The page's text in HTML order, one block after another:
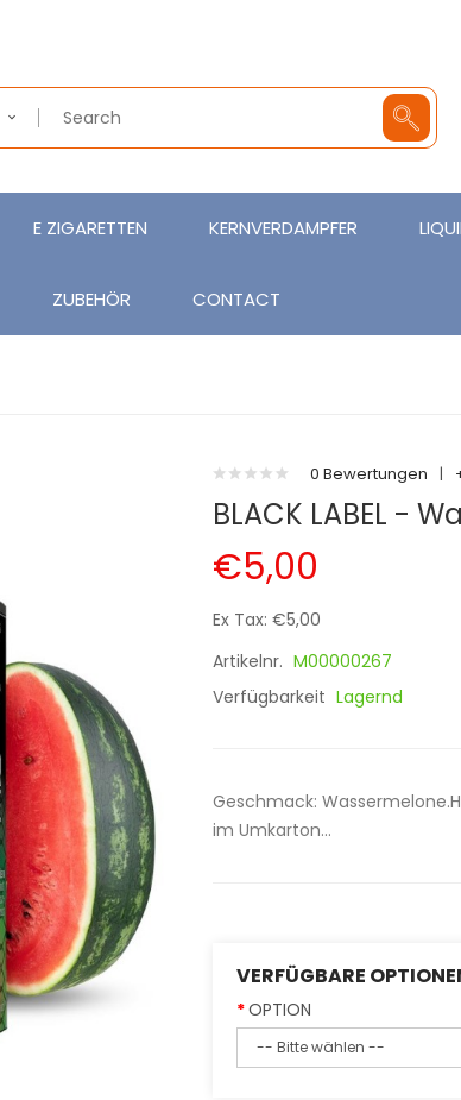
E ZIGARETTEN KERNVERDAMPFER
ZUBEHÖR CONTACT
0 Bewertungen |
BLACK LABEL -
€5,00
Ex Tax: €5,00
Artikelnr. M00000267
Verfügbarkeit Lagernd
Geschmack:
im Umkarton...
VERFÜGBARE
OPTION